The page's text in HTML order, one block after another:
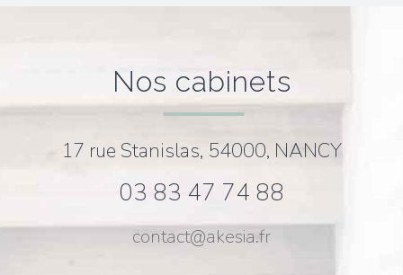
nos cabinets
17 rue Stanislas, 54000, NANCY
03 83 47 74 88
contact@akesia.fr